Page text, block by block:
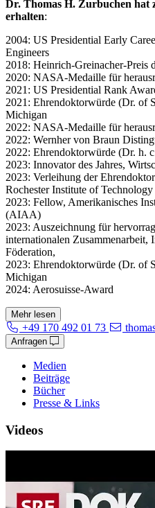
Dr. Thomas H. Zurbuchen hat
erhalten:
2004: US Presidential Early
Engineers
2018: Heinrich-Greinacher-Preis
2020: NASA-Medaille für
2021: US Presidential Rank
2021: Ehrendoktorwürde (Dr. of
Michigan
2022: NASA-Medaille für
2022: Wernher von Braun
2022: Ehrendoktorwürde (Dr. h.
2023: Innovator des Jahres,
2023: Verleihung der
Rochester Institute of Technology
2023: Fellow, Amerikanisches
(AIAA)
2023: Auszeichnung für
internationalen Zusammenarbeit,
Föderation,
2023: Ehrendoktorwürde (Dr. of
Michigan
2024: Aerosuisse-Award
Mehr lesen
+49 170 492 01 73
Anfragen
Medien
Beiträge
Bücher
Presse & Links
Videos